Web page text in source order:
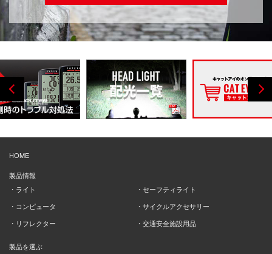
HOME
製品情報
ライト
セーフティライト
コンピュータ
サイクルアクセサリー
リフレクター
交通安全施設用品
製品を選ぶ